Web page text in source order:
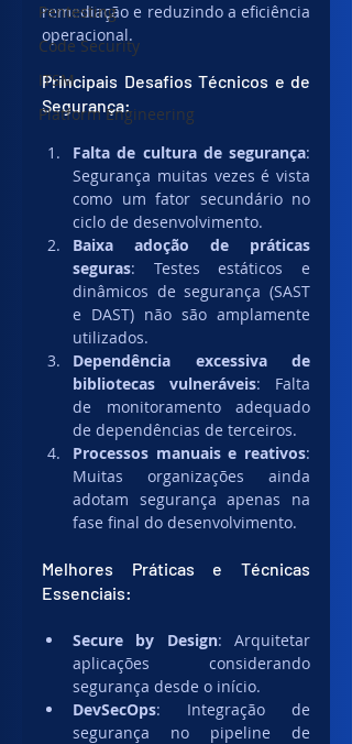
Pentesting
Code Security
ITSM
Platform Engineering
remediação e reduzindo a eficiência
operacional.
Principais Desafios Técnicos e de
Segurança:
Falta de cultura de segurança:
Segurança muitas vezes é vista
como um fator secundário no
ciclo de desenvolvimento.
Baixa adoção de práticas
seguras: Testes estáticos e
dinâmicos de segurança (SAST
e DAST) não são amplamente
utilizados.
Dependência excessiva de
bibliotecas vulneráveis: Falta
de monitoramento adequado
de dependências de terceiros.
Processos manuais e reativos:
Muitas organizações ainda
adotam segurança apenas na
fase final do desenvolvimento.
Melhores Práticas e Técnicas
Essenciais:
Secure by Design: Arquitetar
aplicações considerando
segurança desde o início.
DevSecOps: Integração de
segurança no pipeline de